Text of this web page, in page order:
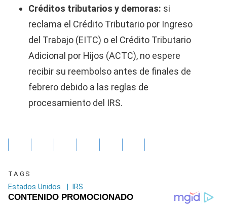
Créditos tributarios y demoras: si
reclama el Crédito Tributario por Ingreso
del Trabajo (EITC) o el Crédito Tributario
Adicional por Hijos (ACTC), no espere
recibir su reembolso antes de finales de
febrero debido a las reglas de
procesamiento del IRS.
TAGS
Estados Unidos | IRS